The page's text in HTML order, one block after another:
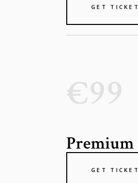
GET TICKET
€99
Premium
GET TICKET